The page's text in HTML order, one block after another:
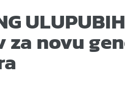
ULUPUBIH
za novu